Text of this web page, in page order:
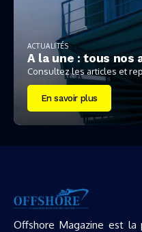
ACTUALITÉS
A la une : tous nos
Consultez les articles et
En savoir plus
Offshore Magazine est la